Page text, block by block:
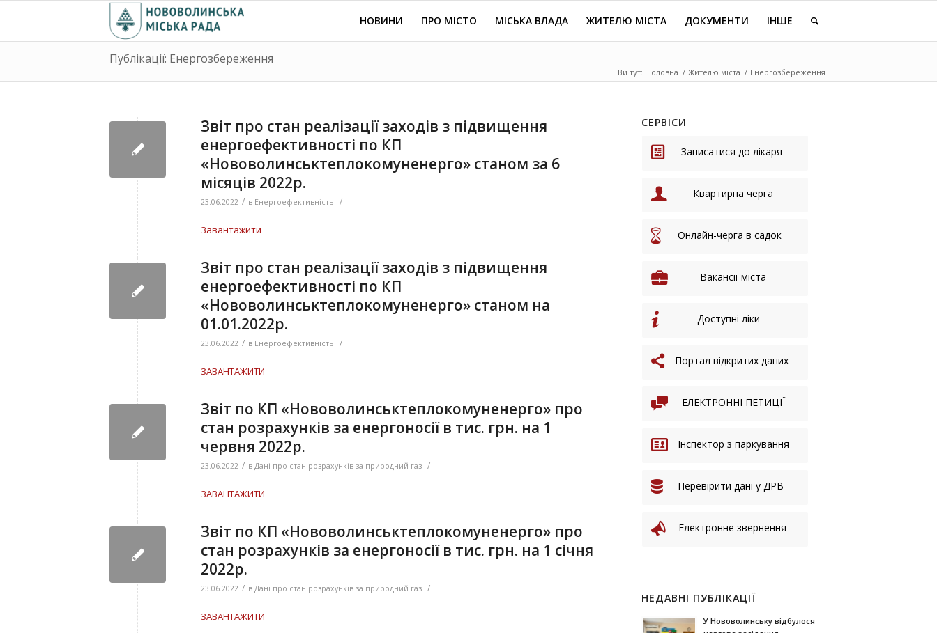
НОВИНИ ПРО МІСТО МІСЬКА ВЛАДА ЖИТЕЛЮ МІСТА ДОКУМЕНТИ ІНШЕ
Публікації: Енергозбереження
Ви тут: Головна / Жителю міста / Енергозбереження
Звіт про стан реалізації заходів з підвищення
енергоефективності по КП
«Нововолинськтеплокомуненерго» станом за 6
місяців 2022р.
23.06.2022 / в Енергоефективність /
Завантажити
Звіт про стан реалізації заходів з підвищення
енергоефективності по КП
«Нововолинськтеплокомуненерго» станом на
01.01.2022р.
23.06.2022 / в Енергоефективність /
ЗАВАНТАЖИТИ
Звіт по КП «Нововолинськтеплокомуненерго» про
стан розрахунків за енергоносії в тис. грн. на 1
червня 2022р.
23.06.2022 / в Дані про стан розрахунків за природний газ /
ЗАВАНТАЖИТИ
Звіт по КП «Нововолинськтеплокомуненерго» про
стан розрахунків за енергоносії в тис. грн. на 1 січня
2022р.
23.06.2022 / в Дані про стан розрахунків за природний газ /
ЗАВАНТАЖИТИ
СЕРВІСИ
Записатися до лікаря
Квартирна черга
Онлайн-черга в садок
Вакансії міста
Доступні ліки
Портал відкритих даних
ЕЛЕКТРОННІ ПЕТИЦІЇ
Інспектор з паркування
Перевірити дані у ДРВ
Електронне звернення
НЕДАВНІ ПУБЛІКАЦІЇ
У Нововолинську відбулося